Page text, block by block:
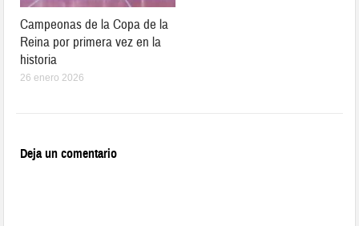
Campeonas de la Copa de la
Reina por primera vez en la
historia
26 enero 2026
Deja un comentario